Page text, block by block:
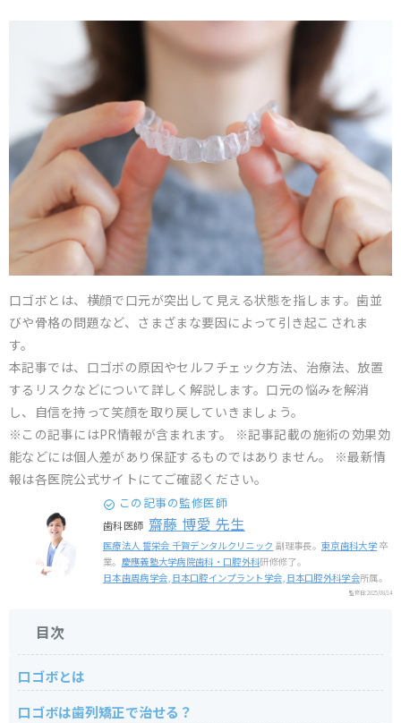
口ゴボとは、横顔で口元が突出して見える状態を指します。歯並
びや骨格の問題など、さまざまな要因によって引き起こされま
す。
本記事では、口ゴボの原因やセルフチェック方法、治療法、放置
するリスクなどについて詳しく解説します。口元の悩みを解消
し、自信を持って笑顔を取り戻していきましょう。
※この記事にはPR情報が含まれます。 ※記事記載の施術の効果効
能などには個人差があり保証するものではありません。 ※最新情
報は各医院公式サイトにてご確認ください。
この記事の監修医師
歯科医師 齋藤 博愛 先生
医療法人 誓栄会 千賀デンタルクリニック 副理事長。東京歯科大学 卒
業。 慶應義塾大学病院歯科・口腔外科研修修了。
日本歯周病学会, 日本口腔インプラント学会, 日本口腔外科学会所属。
監修日:2025/08/14
目次
口ゴボとは
口ゴボは歯列矯正で治せる？